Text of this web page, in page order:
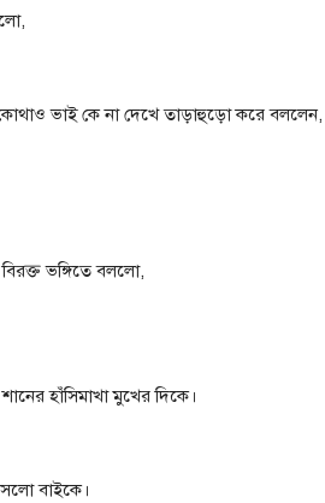
ভাই কে না দেখে তাড়াহুড়ো করে বললেন,
ভঙ্গিতে বললো,
হাঁসিমাখা মুখের দিকে।
বাইকে।